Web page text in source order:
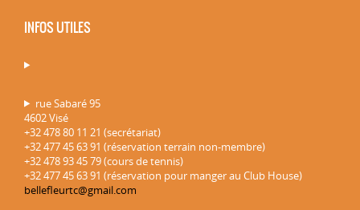
INFOS UTILES
rue Sabaré 95
4602 Visé
+32 478 80 11 21 (secrétariat)
+32 477 45 63 91 (réservation terrain non-membre)
+32 478 93 45 79 (cours de tennis)
+32 477 45 63 91 (réservation pour manger au Club House)
bellefleurtc@gmail.com